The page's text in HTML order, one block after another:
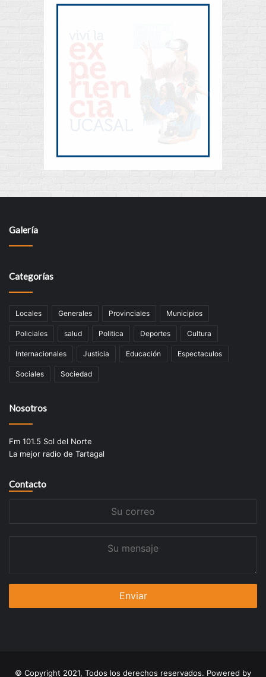
Galería
Categorías
Locales Generales Provinciales Municipios
Policiales salud Politica Deportes Cultura
Internacionales Justicia Educación Espectaculos
Sociales Sociedad
Nosotros
Fm 101.5 Sol del Norte
La mejor radio de Tartagal
Contacto
© Copyright 2021, Todos los derechos reservados. Powered by